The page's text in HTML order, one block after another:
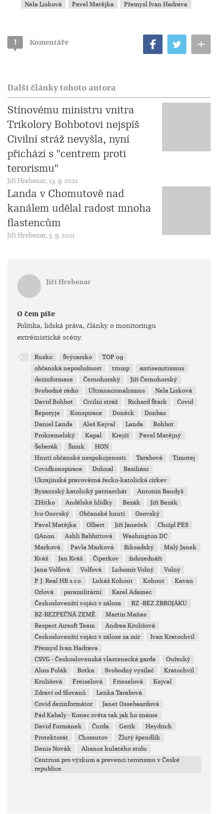
Nela Lisková
Pavel Matějka Přemysl Ivan Hadrava
1 Komentáře +
Další články tohoto autora
Stínovému ministru vnitra
Trikolory Bohbotovi nejspíš
Civilní stráž nevyšla, nyní
přichází s "centrem proti
terorismu"
Jiří Hrebenar, 13. 9. 2021
Landa v Chomutově nad
kanálem udělal radost mnoha
flastencům
Jiří Hrebenar, 5. 9. 2021
Jiří Hrebenar
O čem píše
Politika, lidská práva, články o monitoringu
extrémistické scény.
Rusko Švýcarsko
TOP 09
občanská neposlušnost
trump
antisemitismus
dezinformace
Černohorský
Jiří Černohorský
Svobodné rádio
Ultranacionalismus
Nela Lisková
David Bohbot
Civilní stráž Richard Štark
Covid
Řeporyje
Konspirace Doněck
Donbas
Daniel Landa
Aleš Kejval Landa
Bohbot
Prokremelský
Kapal Krejčí
Pavel Matějný
Šeberák
Šmuk
HON
Hnutí občanské nespokojenosti
Tarabová
Timotej
Covidkonspirace
Dohnal
Basiliáni
Ukrajinská pravověrná řecko-katolická církev
Byzantský katolický patriarchát
Antonín Baudyš
ZHítko
Andělské hlídky Bezák
Jiří Bezák
Ivo Osovský
Občanské hnutí
Osovský
Pavel Matějka
Olbert Jiří Janeček
Chcípl PES
QAnon
Ashli Babbittová
Washington DC
Marková
Pavla Marková Biksadský
Malý Janek
Kváš
Jan Kváš Čiperkov
židozednáři
Jana Volfová
Volfová Lubomír Volný
Volný
P. J. Real HB s.r.o.
Lukáš Kohout Kohout
Kavan
Orlová
paramilitární
Karel Adamec
Českoslovenští vojáci v záloze
BZ -BEZ ZBROJÁKU
BZ-BEZPEČNÁ ZEMĚ
Martin Maňas
Respect Airsoft Team
Andrea Krulišová
Českoslovenští vojáci v záloze za mír
Ivan Kratochvíl
Přemysl Ivan Hadrava
CSVG - Československá vlastenecká garda
Ouřecký
Alois Polák
Botka Svobodný vysílač
Kratochvíl
Krulišová
Freiselová Frieselová
Kejval
Zdraví od Slovanů
Lenka Tarabová
Covid dezinformátor
Janet Ossebaardová
Pád Kabaly - Konec světa tak jak ho známe
David Formánek
Čurda Gerik
Heydrich
Protektorát
Chomutov
Žlutý špendlík
Denis Novák
Aliance kulatého stolu
Centrum pro výzkum a prevenci terorismu v České
republice.